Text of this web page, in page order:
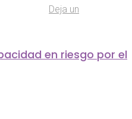
Deja un
en riesgo por el